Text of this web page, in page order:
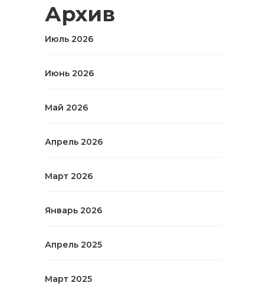
Архив
Июль 2026
Июнь 2026
Май 2026
Апрель 2026
Март 2026
Январь 2026
Апрель 2025
Март 2025